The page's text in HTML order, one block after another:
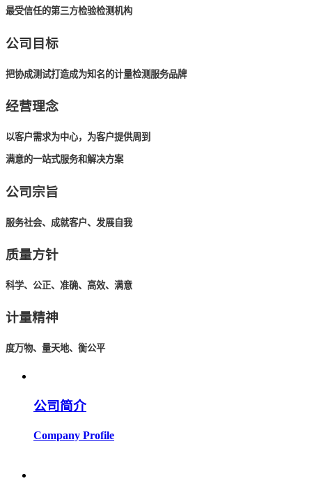
最受信任的第三方检验检测机构
公司目标
把协成测试打造成为知名的计量检测服务品牌
经营理念
以客户需求为中心，为客户提供周到
满意的一站式服务和解决方案
公司宗旨
服务社会、成就客户、发展自我
质量方针
科学、公正、准确、高效、满意
计量精神
度万物、量天地、衡公平
公司简介
Company Profile